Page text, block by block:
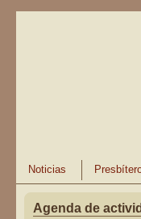
Noticias
Agenda de